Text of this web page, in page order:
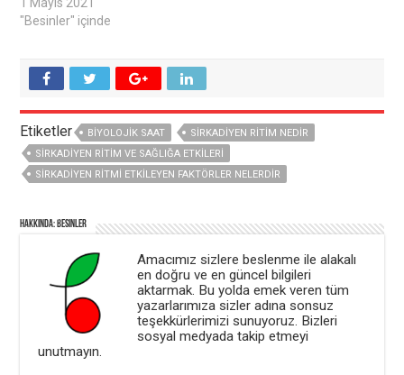
e
n
n
e
e
e
a
ç
ı
l
ı
n
e
d
e
ç
l
ı
r
)
"Besinler" içinde
Etiketler BIYOLOJIK SAAT
SIRKADIYEN RITIM NEDIR
SIRKADIYEN RITIM VE SAĞLIĞA ETKILERI
SIRKADIYEN RITMI ETKILEYEN FAKTÖRLER NELERDIR
Hakkında: besinler
Amacımız sizlere beslenme ile alakalı
en doğru ve en güncel bilgileri
aktarmak. Bu yolda emek veren tüm
yazarlarımıza sizler adına sonsuz
teşekkürlerimizi sunuyoruz. Bizleri
sosyal medyada takip etmeyi
unutmayın.